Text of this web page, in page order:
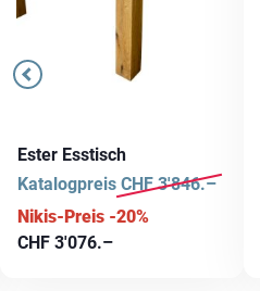
Ester Esstisch
Katalogpreis CHF3'846.–
Nikis-Preis -20%
CHF 3'076.–